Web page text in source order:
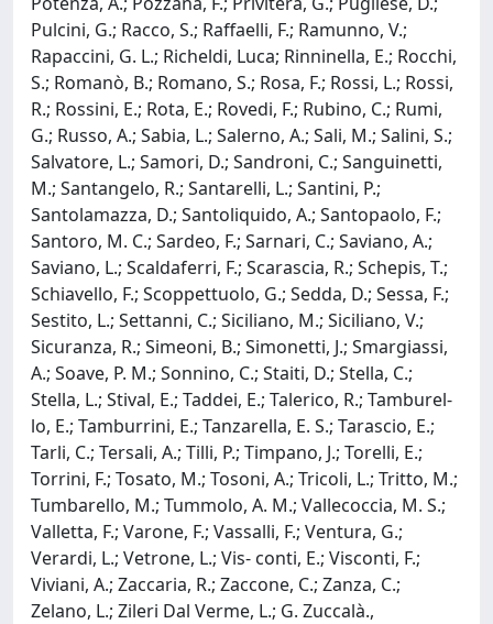
Pulcini, G.; Racco, S.; Raffaelli, F.; Ramunno, V.;
Rapaccini, G. L.; Richeldi, Luca; Rinninella, E.; Rocchi,
S.; Romanò, B.; Romano, S.; Rosa, F.; Rossi, L.; Rossi,
R.; Rossini, E.; Rota, E.; Rovedi, F.; Rubino, C.; Rumi,
G.; Russo, A.; Sabia, L.; Salerno, A.; Sali, M.; Salini, S.;
Salvatore, L.; Samori, D.; Sandroni, C.; Sanguinetti,
M.; Santangelo, R.; Santarelli, L.; Santini, P.;
Santolamazza, D.; Santoliquido, A.; Santopaolo, F.;
Santoro, M. C.; Sardeo, F.; Sarnari, C.; Saviano, A.;
Saviano, L.; Scaldaferri, F.; Scarascia, R.; Schepis, T.;
Schiavello, F.; Scoppettuolo, G.; Sedda, D.; Sessa, F.;
Sestito, L.; Settanni, C.; Siciliano, M.; Siciliano, V.;
Sicuranza, R.; Simeoni, B.; Simonetti, J.; Smargiassi,
A.; Soave, P. M.; Sonnino, C.; Staiti, D.; Stella, C.;
Stella, L.; Stival, E.; Taddei, E.; Talerico, R.; Tamburel-
lo, E.; Tamburrini, E.; Tanzarella, E. S.; Tarascio, E.;
Tarli, C.; Tersali, A.; Tilli, P.; Timpano, J.; Torelli, E.;
Torrini, F.; Tosato, M.; Tosoni, A.; Tricoli, L.; Tritto, M.;
Tumbarello, M.; Tummolo, A. M.; Vallecoccia, M. S.;
Valletta, F.; Varone, F.; Vassalli, F.; Ventura, G.;
Verardi, L.; Vetrone, L.; Vis- conti, E.; Visconti, F.;
Viviani, A.; Zaccaria, R.; Zaccone, C.; Zanza, C.;
Zelano, L.; Zileri Dal Verme, L.; G. Zuccalà.,